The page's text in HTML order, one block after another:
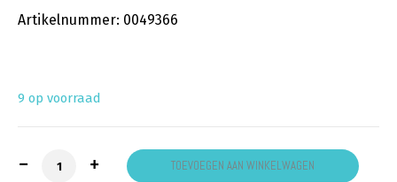
Artikelnummer: 0049366
9 op voorraad
Cijfer 0 goud aantal TOEVOEGEN AAN WINKELWAGEN